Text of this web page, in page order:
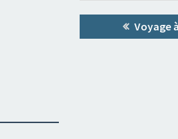
Navigation
de
Previous
post:
Voyage